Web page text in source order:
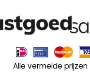
Alle vermelde prijzen